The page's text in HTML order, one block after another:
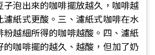
子泡出來的咖啡擺放越久，咖啡越
濾紙式更酸。三、濾紙式咖啡在水
粉越細所得的咖啡越酸。四、濾紙
的咖啡擺的越久、越酸，但加了奶